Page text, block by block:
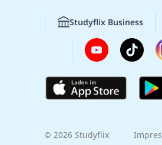
Studyflix Business
© 2026 Studyflix